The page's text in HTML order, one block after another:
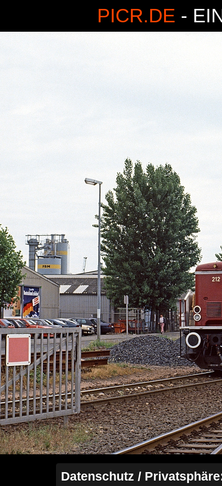
PICR.DE -
Datenschutz /